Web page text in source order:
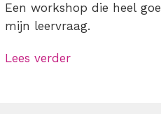
Een workshop die heel
mijn leervraag.
Lees verder